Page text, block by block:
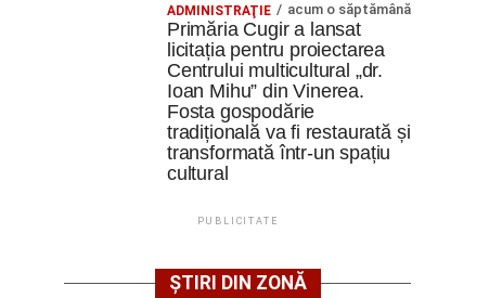
ADMINISTRAŢIE acum o săptămână
Primăria Cugir a lansat
licitația pentru proiectarea
Centrului multicultural „dr.
Ioan Mihu” din Vinerea.
Fosta gospodărie
tradițională va fi restaurată și
transformată într-un spațiu
cultural
PUBLICITATE
ȘTIRI DIN ZONĂ